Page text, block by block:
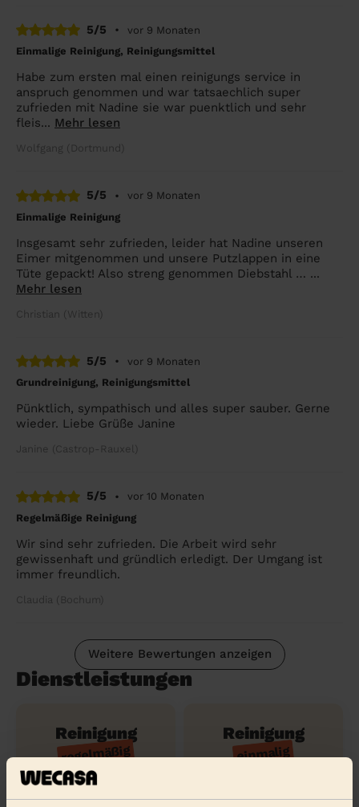
5/5 •
vor 9 Monaten
Einmalige Reinigung, Reinigungsmittel
Habe zum ersten mal einen reinigungs service in
anspruch genommen und war tatsaechlich super
zufrieden mit Nadine sie war puenktlich und sehr
fleis... Mehr lesen
Wolfgang (Dortmund)
5/5 •
vor 9 Monaten
Einmalige Reinigung
Insgesamt sehr zufrieden, leider hat Nadine unseren
Eimer mitgenommen und unsere Putzlappen in eine
Tüte gepackt! Also streng genommen Diebstahl … ...
Mehr lesen
Christian (Witten)
5/5 •
vor 9 Monaten
Grundreinigung, Reinigungsmittel
Pünktlich, sympathisch und alles super sauber. Gerne
wieder. Liebe Grüße Janine
Janine (Castrop-Rauxel)
5/5 •
vor 10 Monaten
Regelmäßige Reinigung
Wir sind sehr zufrieden. Die Arbeit wird sehr
gewissenhaft und gründlich erledigt. Der Umgang ist
immer freundlich.
Claudia (Bochum)
Weitere Bewertungen anzeigen
Dienstleistungen
Reinigung
regelmäßig
Reinigung
einmalig